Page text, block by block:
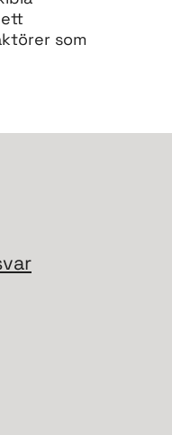
ett
som
och